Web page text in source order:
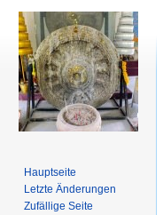
Hauptseite
Letzte Änderungen
Zufällige Seite